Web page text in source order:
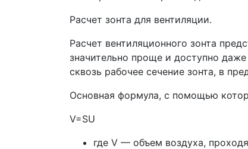
Расчет зонта для вентиляции.
Расчет вентиляционного зонта
значительно проще и доступно
сквозь рабочее сечение зонта, в
Основная формула, с помощью
V=SU
где V — объем воздуха,